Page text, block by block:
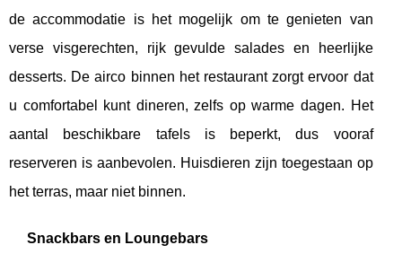
de accommodatie is het mogelijk om te genieten van
verse visgerechten, rijk gevulde salades en heerlijke
desserts. De airco binnen het restaurant zorgt ervoor dat
u comfortabel kunt dineren, zelfs op warme dagen. Het
aantal beschikbare tafels is beperkt, dus vooraf
reserveren is aanbevolen. Huisdieren zijn toegestaan op
het terras, maar niet binnen.
Snackbars en Loungebars